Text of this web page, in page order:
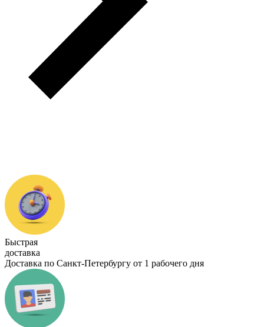
Быстрая
доставка
Доставка по Санкт-Петербургу от 1 рабочего дня